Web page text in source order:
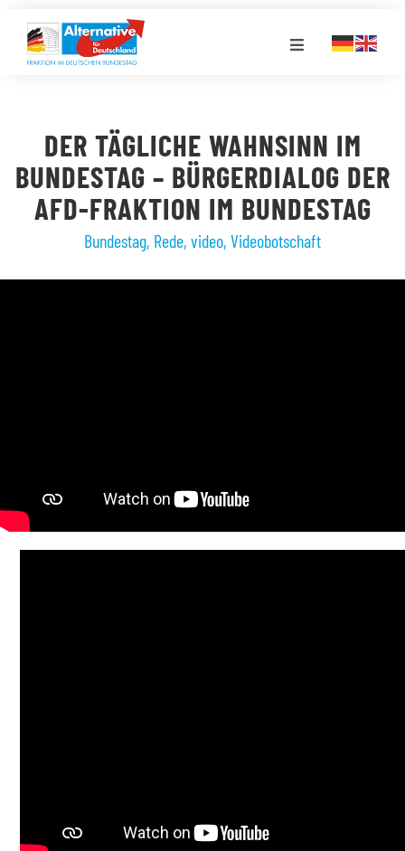
Inhalt
springen
Toggle
LANDESGRUPPEN
VERANSTALTUNGEN
PRESSE
DER TÄGLICHE WAHNSINN IM
BUNDESTAG – BÜRGERDIALOG DER
AFD-FRAKTION IM BUNDESTAG
Bundestag, Rede, video, Videobotschaft